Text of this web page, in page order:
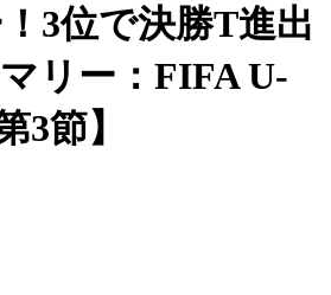
3位で決勝T進出
リー：FIFA U-
3節】